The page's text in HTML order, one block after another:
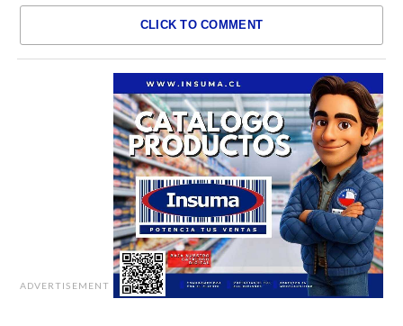
CLICK TO COMMENT
ADVERTISEMENT